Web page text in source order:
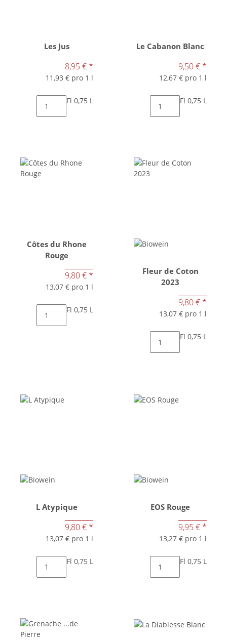
Les Jus
8,95 € *
11,93 € pro 1 l
Fl 0,75 L
Le Cabanon Blanc
9,50 € *
12,67 € pro 1 l
Fl 0,75 L
Côtes du Rhone
Rouge
9,80 € *
13,07 € pro 1 l
Fl 0,75 L
Fleur de Coton
2023
9,80 € *
13,07 € pro 1 l
Fl 0,75 L
L Atypique
9,80 € *
13,07 € pro 1 l
Fl 0,75 L
EOS Rouge
9,95 € *
13,27 € pro 1 l
Fl 0,75 L